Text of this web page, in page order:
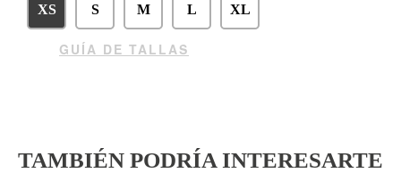
XS S M L XL
GUÍA DE TALLAS
TAMBIÉN PODRÍA INTERESARTE